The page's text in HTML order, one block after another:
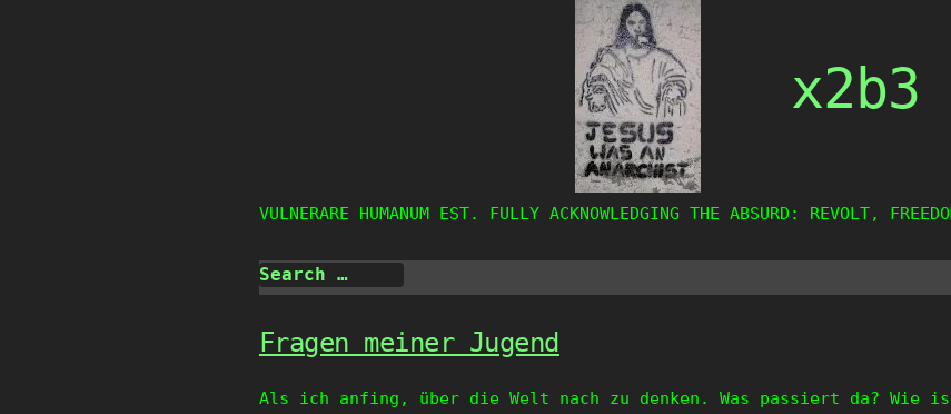
x2b3
VULNERARE HUMANUM EST. FULLY ACKNOWLEDGING THE ABSURD: REVOLT,
Fragen meiner Jugend
Als ich anfing, über die Welt nach zu denken. Was passiert da? Wie